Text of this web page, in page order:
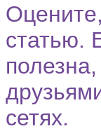
статью.
сетях.